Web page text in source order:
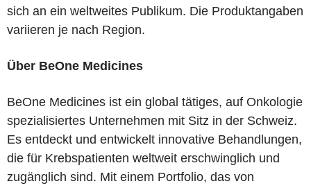
sich an ein weltweites Publikum. Die Produktangaben
variieren je nach Region.
Über BeOne Medicines
BeOne Medicines ist ein global tätiges, auf Onkologie
spezialisiertes Unternehmen mit Sitz in der Schweiz.
Es entdeckt und entwickelt innovative Behandlungen,
die für Krebspatienten weltweit erschwinglich und
zugänglich sind. Mit einem Portfolio, das von